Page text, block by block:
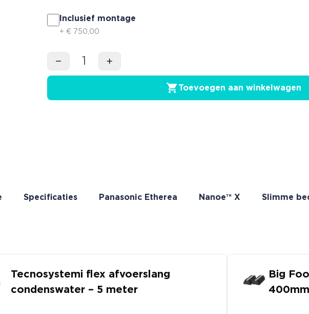
Inclusief montage
+ € 750,00
Toevoegen aan winkelwagen
Specificaties Panasonic Etherea Nanoe™ X Slimme
Tecnosystemi flex afvoerslang
condenswater – 5 meter
Big